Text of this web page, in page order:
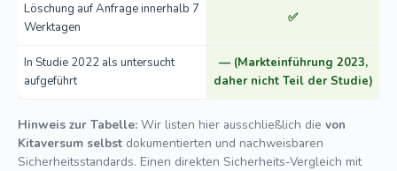
Löschung auf Anfrage innerhalb 7
Werktagen
✅
In Studie 2022 als untersucht
aufgeführt
— (Markteinführung 2023,
daher nicht Teil der Studie)
Hinweis zur Tabelle: Wir listen hier ausschließlich die von
Kitaversum selbst dokumentierten und nachweisbaren
Sicherheitsstandards. Einen direkten Sicherheits-Vergleich mit